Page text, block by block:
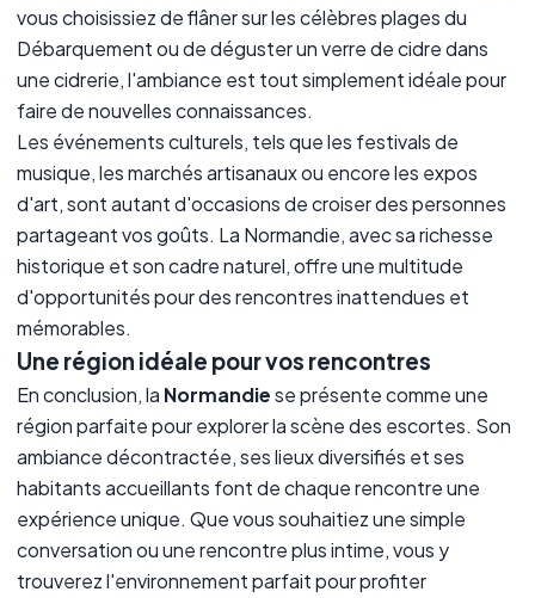
vous choisissiez de flâner sur les célèbres plages du
Débarquement ou de déguster un verre de cidre dans
une cidrerie, l'ambiance est tout simplement idéale pour
faire de nouvelles connaissances.
Les événements culturels, tels que les festivals de
musique, les marchés artisanaux ou encore les expos
d'art, sont autant d'occasions de croiser des personnes
partageant vos goûts. La Normandie, avec sa richesse
historique et son cadre naturel, offre une multitude
d'opportunités pour des rencontres inattendues et
mémorables.
Une région idéale pour vos rencontres
En conclusion, la Normandiese présente comme une
région parfaite pour explorer la scène des escortes. Son
ambiance décontractée, ses lieux diversifiés et ses
habitants accueillants font de chaque rencontre une
expérience unique. Que vous souhaitiez une simple
conversation ou une rencontre plus intime, vous y
trouverez l'environnement parfait pour profiter